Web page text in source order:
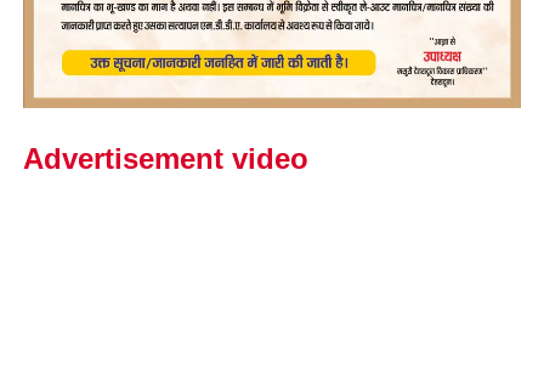
Advertisement video